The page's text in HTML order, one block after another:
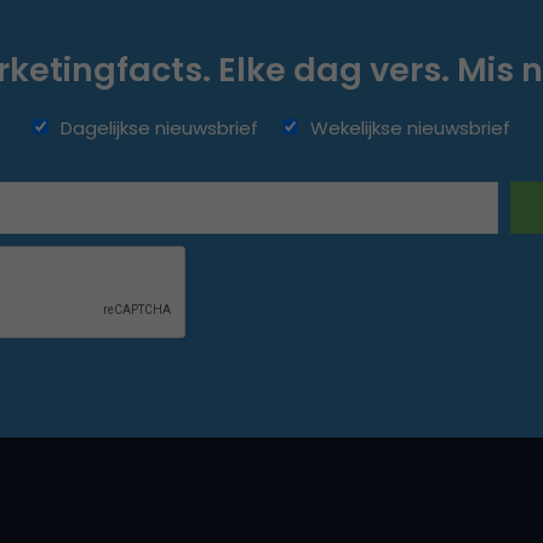
Elke dag vers. Mis
Dagelijkse nieuwsbrief Wekelijkse nieuwsbrief